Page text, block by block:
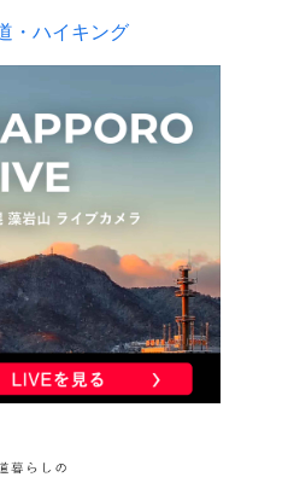
・ハイキング